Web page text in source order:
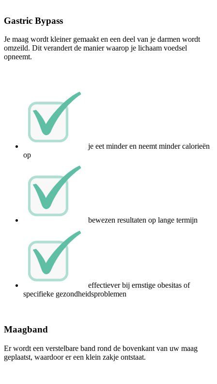
Gastric Bypass
Je maag wordt kleiner gemaakt en een deel van je darmen wordt
omzeild. Dit verandert de manier waarop je lichaam voedsel
opneemt.
je eet minder en neemt minder calorieën
op
bewezen resultaten op lange termijn
effectiever bij ernstige obesitas of
specifieke gezondheidsproblemen
Maagband
Er wordt een verstelbare band rond de bovenkant van uw maag
geplaatst, waardoor er een klein zakje ontstaat.